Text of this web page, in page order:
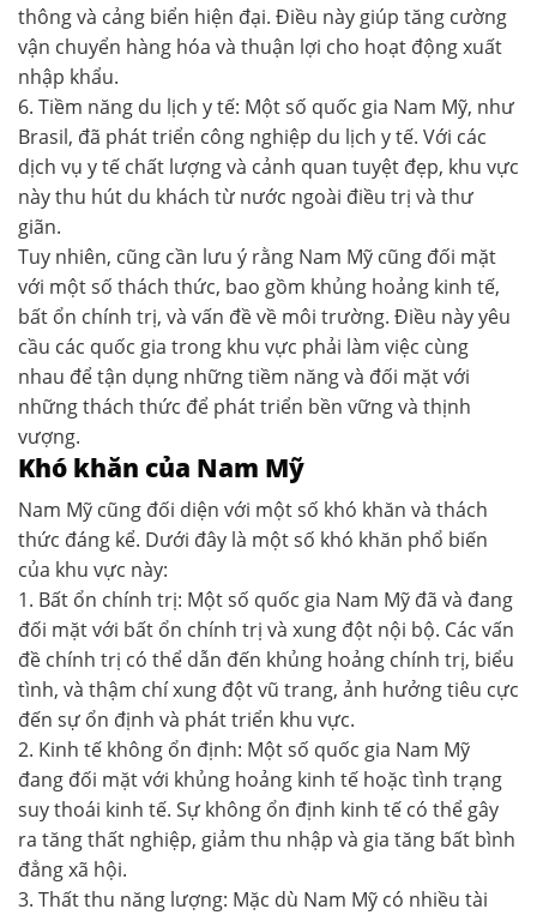
thông và cảng biển hiện đại. Điều này giúp tăng cường
vận chuyển hàng hóa và thuận lợi cho hoạt động xuất
nhập khẩu.
6. Tiềm năng du lịch y tế: Một số quốc gia Nam Mỹ, như
Brasil, đã phát triển công nghiệp du lịch y tế. Với các
dịch vụ y tế chất lượng và cảnh quan tuyệt đẹp, khu vực
này thu hút du khách từ nước ngoài điều trị và thư
giãn.
Tuy nhiên, cũng cần lưu ý rằng Nam Mỹ cũng đối mặt
với một số thách thức, bao gồm khủng hoảng kinh tế,
bất ổn chính trị, và vấn đề về môi trường. Điều này yêu
cầu các quốc gia trong khu vực phải làm việc cùng
nhau để tận dụng những tiềm năng và đối mặt với
những thách thức để phát triển bền vững và thịnh
vượng.
Khó khăn của Nam Mỹ
Nam Mỹ cũng đối diện với một số khó khăn và thách
thức đáng kể. Dưới đây là một số khó khăn phổ biến
của khu vực này:
1. Bất ổn chính trị: Một số quốc gia Nam Mỹ đã và đang
đối mặt với bất ổn chính trị và xung đột nội bộ. Các vấn
đề chính trị có thể dẫn đến khủng hoảng chính trị, biểu
tình, và thậm chí xung đột vũ trang, ảnh hưởng tiêu cực
đến sự ổn định và phát triển khu vực.
2. Kinh tế không ổn định: Một số quốc gia Nam Mỹ
đang đối mặt với khủng hoảng kinh tế hoặc tình trạng
suy thoái kinh tế. Sự không ổn định kinh tế có thể gây
ra tăng thất nghiệp, giảm thu nhập và gia tăng bất bình
đẳng xã hội.
3. Thất thu năng lượng: Mặc dù Nam Mỹ có nhiều tài